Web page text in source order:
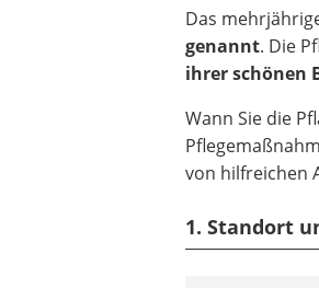
Das
genannt. Die
ihrer schönen
Wann Sie die
von hilfreichen
1. Standort